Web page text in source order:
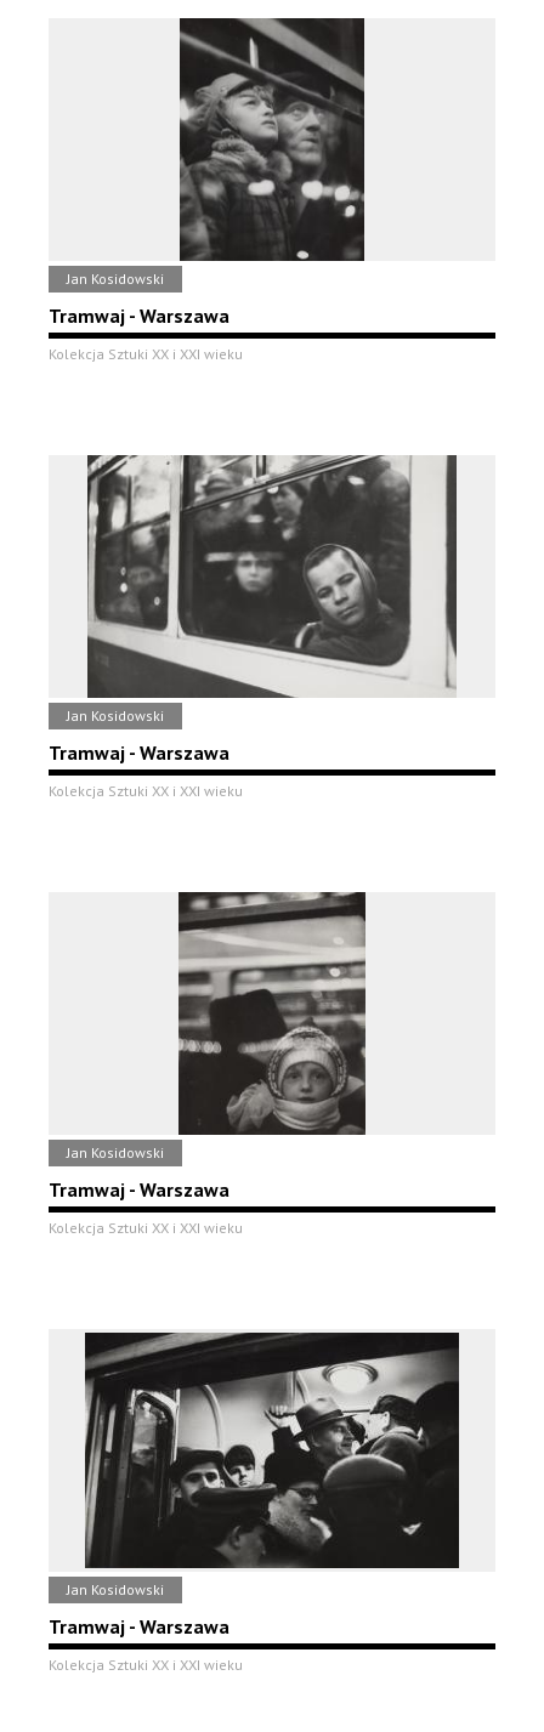
Jan Kosidowski
Tramwaj - Warszawa
Kolekcja Sztuki XX i XXI wieku
Jan Kosidowski
Tramwaj - Warszawa
Kolekcja Sztuki XX i XXI wieku
Jan Kosidowski
Tramwaj - Warszawa
Kolekcja Sztuki XX i XXI wieku
Jan Kosidowski
Tramwaj - Warszawa
Kolekcja Sztuki XX i XXI wieku